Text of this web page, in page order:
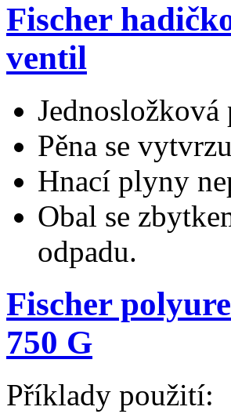
Fischer
ventil
Jednosložková
Pěna se
Hnací plyny
Obal se
odpadu.
Fischer
750 G
Příklady použití: